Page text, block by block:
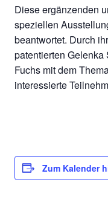
Diese ergänzenden
speziellen
beantwortet. Durch
patentierten Gelenka
Fuchs mit dem
interessierte
Zum Kalender